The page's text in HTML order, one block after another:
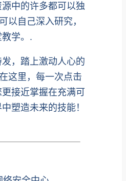
中的许多都可以独
以自己深入研究，
学。.
，踏上激动人心的
这里，每一次点击
接近掌握在充满可
塑造未来的技能！